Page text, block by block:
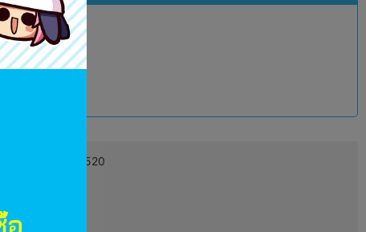
4988003829520
映像・音楽